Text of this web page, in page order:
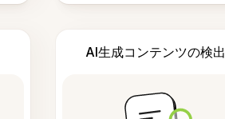
AI生成コンテンツの検出